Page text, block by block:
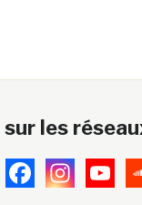
sur les